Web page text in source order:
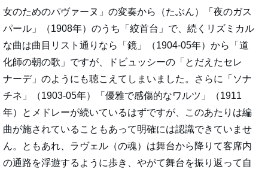
女のためのパヴァーヌ」の変奏から（たぶん）「夜のガス
パール」（1908年）のうち「絞首台」で、続くリズミカル
な曲は曲目リスト通りなら「鏡」（1904-05年）から「道
化師の朝の歌」ですが、ドビュッシーの「とだえたセレ
ナーデ」のようにも聴こえてしまいました。さらに「ソナ
チネ」（1903-05年）「優雅で感傷的なワルツ」（1911
年）とメドレーが続いているはずですが、このあたりは編
曲が施されていることもあって明確には認識できていませ
ん。ともあれ、ラヴェル（の魂）は舞台から降りて客席内
の通路を浮遊するように歩き、やがて舞台を振り返って自